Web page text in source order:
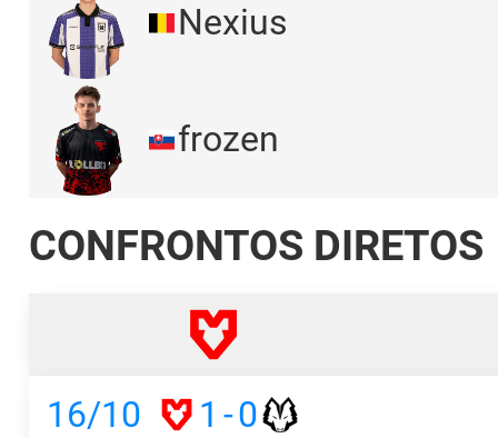
Nexius
frozen
CONFRONTOS DIRETOS
16/10 1 -0